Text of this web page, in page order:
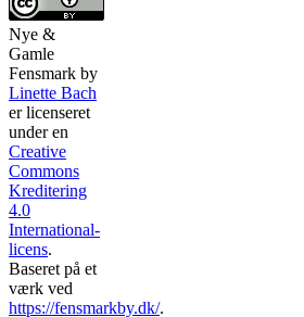
Nye &
Gamle
Fensmark by
Linette Bach
er licenseret
under en
Creative
Commons
Kreditering
4.0
International-
licens.
Baseret på et
værk ved
https://fensmarkby.dk/.